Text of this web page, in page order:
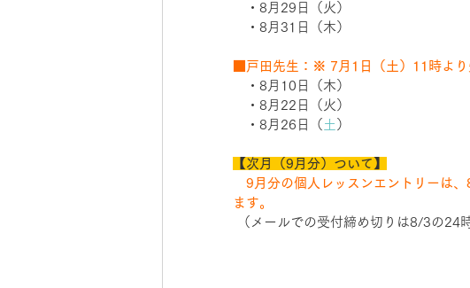
・8月29日（火）
・8月31日（木）
■戸田先生：※ 7月1日（土）11時より
・8月10日（木）
・8月22日（火）
・8月26日（ 土 ）
【次月（9月分）ついて】
9月分の個人レッスンエントリーは
ます。
（メールでの受付締め切りは8/3の24